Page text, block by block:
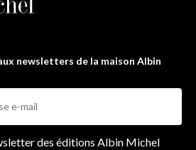
newsletters de la maison Albin
des éditions Albin Michel